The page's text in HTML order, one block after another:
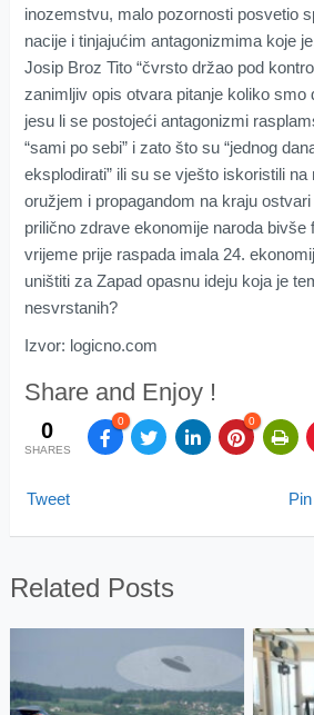
inozemstvu, malo pozornosti posvetio
nacije i tinjajućim antagonizmima koje
Josip Broz Tito “čvrsto držao pod
zanimljiv opis otvara pitanje koliko smo
jesu li se postojeći antagonizmi
“sami po sebi” i zato što su “jednog
eksplodirati” ili su se vješto iskoristili
oružjem i propagandom na kraju
prilično zdrave ekonomije naroda bivše
vrijeme prije raspada imala 24.
uništiti za Zapad opasnu ideju koja je
nesvrstanih?
Izvor: logicno.com
Share and Enjoy !
0
SHARES
0 0
Tweet
Related Posts